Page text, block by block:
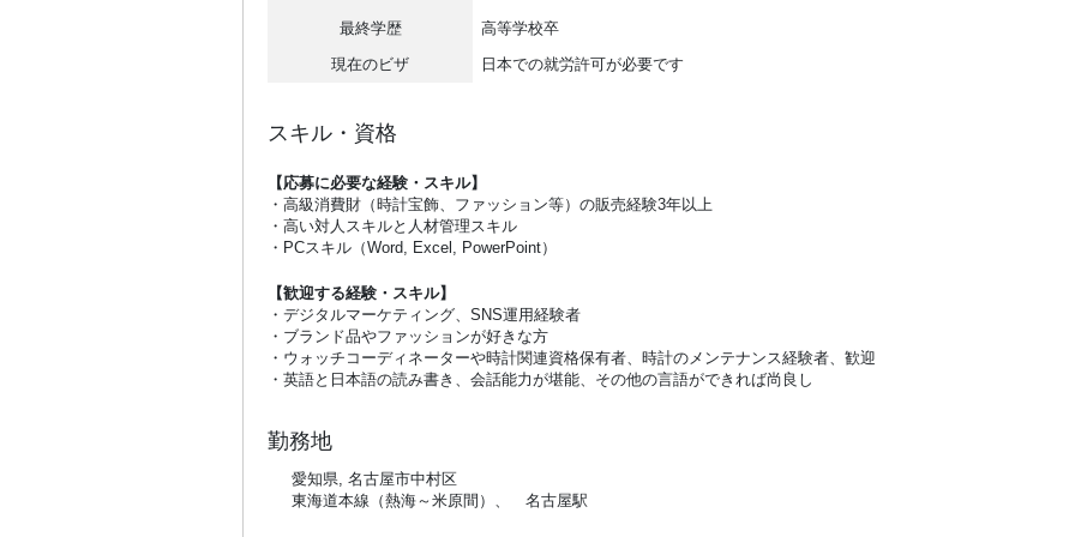
最終学歴
高等学校卒
現在のビザ
日本での就労許可が必要です
スキル・資格
【応募に必要な経験・スキル】
・高級消費財（時計宝飾、ファッション等）の販売経験3年以上
・高い対人スキルと人材管理スキル
・PCスキル（Word, Excel, PowerPoint）
【歓迎する経験・スキル】
・デジタルマーケティング、SNS運用経験者
・ブランド品やファッションが好きな方
・ウォッチコーディネーターや時計関連資格保有者、時計のメンテナンス経験者、歓迎
・英語と日本語の読み書き、会話能力が堪能、その他の言語ができれば尚良し
勤務地
愛知県, 名古屋市中村区
東海道本線（熱海～米原間）、 名古屋駅